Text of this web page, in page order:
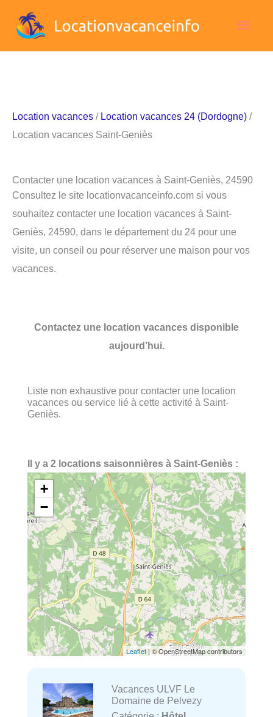
Location vacances / Location vacances 24 (Dordogne) /
Location vacances Saint-Geniès
Contacter une location vacances à Saint-Geniès, 24590
Consultez le site locationvacanceinfo.com si vous
souhaitez contacter une location vacances à Saint-
Geniès, 24590, dans le département du 24 pour une
visite, un conseil ou pour réserver une maison pour vos
vacances.
Contactez une location vacances disponible
aujourd’hui.
Liste non exhaustive pour contacter une location
vacances ou service lié à cette activité à Saint-
Geniès.
Il y a 2 locations saisonnières à Saint-Geniès :
+
−
Leaflet| © OpenStreetMap contributors
Vacances ULVF Le
Domaine de Pelvezy